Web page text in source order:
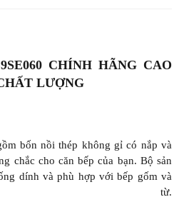
CHÍNH HÃNG CAO
LƯỢNG
bốn nồi thép không gỉ có nắp và
chắc cho căn bếp của bạn. Bộ sản
dính và phù hợp với bếp gốm và
từ.